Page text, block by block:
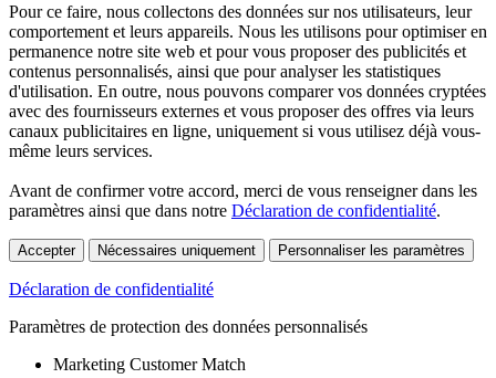
Pour ce faire, nous collectons des données sur nos utilisateurs, leur
comportement et leurs appareils. Nous les utilisons pour optimiser en
permanence notre site web et pour vous proposer des publicités et
contenus personnalisés, ainsi que pour analyser les statistiques
d'utilisation. En outre, nous pouvons comparer vos données cryptées
avec des fournisseurs externes et vous proposer des offres via leurs
canaux publicitaires en ligne, uniquement si vous utilisez déjà vous-
même leurs services.
Avant de confirmer votre accord, merci de vous renseigner dans les
paramètres ainsi que dans notre Déclaration de confidentialité.
Accepter Nécessaires uniquement Personnaliser les paramètres
Déclaration de confidentialité
Paramètres de protection des données personnalisés
Marketing Customer Match